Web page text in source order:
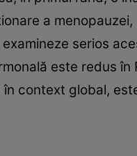
a
serios
este redus
în context global,